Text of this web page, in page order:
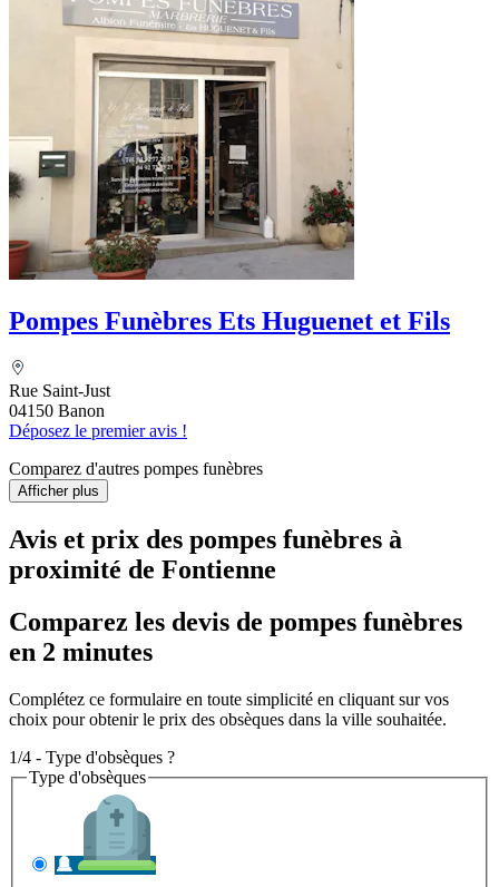
Pompes Funèbres Ets Huguenet et Fils
Rue Saint-Just
04150 Banon
Déposez le premier avis !
Comparez d'autres pompes funèbres
Afficher plus
Avis et prix des pompes funèbres à
proximité de Fontienne
Comparez les devis de pompes funèbres
en 2 minutes
Complétez ce formulaire en toute simplicité en cliquant sur vos
choix pour obtenir le prix des obsèques dans la ville souhaitée.
1/4 - Type d'obsèques ?
Type d'obsèques